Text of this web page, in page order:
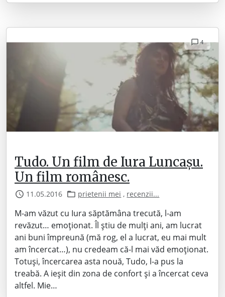
4
Tudo. Un film de Iura Luncașu.
Un film românesc.
11.05.2016 prietenii mei , recenzii...
M-am văzut cu Iura săptămâna trecută, l-am
revăzut… emoționat. Îl știu de mulți ani, am lucrat
ani buni împreună (mă rog, el a lucrat, eu mai mult
am încercat…), nu credeam că-l mai văd emoționat.
Totuși, încercarea asta nouă, Tudo, l-a pus la
treabă. A ieșit din zona de confort și a încercat ceva
altfel. Mie…